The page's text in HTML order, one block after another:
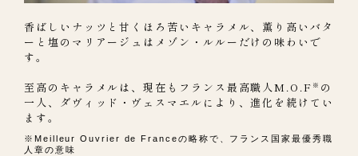
香ばしいナッツと甘くほろ苦いキャラメル、薫り高いバタ
ーと塩のマリアージュはメゾン・ルルーだけの味わいで
す。
至高のキャラメルは、現在もフランス最高職人M.O.F ※ の
一人、ダヴィッド・ヴェスマエルにより、進化を続けてい
ます。
※Meilleur Ouvrier de Franceの略称で、 フランス国家最優秀職
人章の意味